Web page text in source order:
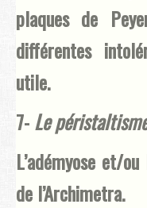
plaques de
différentes
utile.
7-Le
L’adémyose et/
de l’Archimetra.